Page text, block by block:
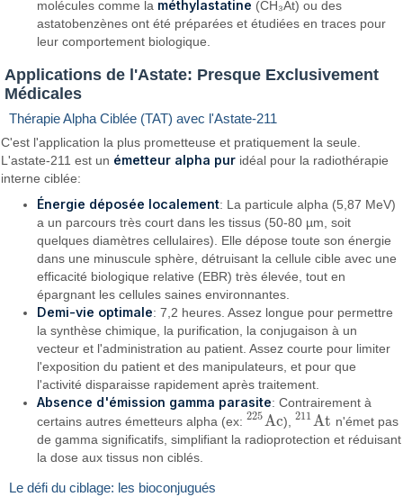
molécules comme la méthylastatine (CH₃At) ou des
astatobenzènes ont été préparées et étudiées en traces pour
leur comportement biologique.
Applications de l'Astate: Presque Exclusivement
Médicales
Thérapie Alpha Ciblée (TAT) avec l'Astate-211
C'est l'application la plus prometteuse et pratiquement la seule.
L'astate-211 est un émetteur alpha pur idéal pour la radiothérapie
interne ciblée:
Énergie déposée localement: La particule alpha (5,87 MeV)
a un parcours très court dans les tissus (50-80 µm, soit
quelques diamètres cellulaires). Elle dépose toute son énergie
dans une minuscule sphère, détruisant la cellule cible avec une
efficacité biologique relative (EBR) très élevée, tout en
épargnant les cellules saines environnantes.
Demi-vie optimale: 7,2 heures. Assez longue pour permettre
la synthèse chimique, la purification, la conjugaison à un
vecteur et l'administration au patient. Assez courte pour limiter
l'exposition du patient et des manipulateurs, et pour que
l'activité disparaisse rapidement après traitement.
Absence d'émission gamma parasite: Contrairement à
certains autres émetteurs alpha (ex:225Ac
225Ac),211At
211At n'émet pas
de gamma significatifs, simplifiant la radioprotection et réduisant
la dose aux tissus non ciblés.
Le défi du ciblage: les bioconjugués